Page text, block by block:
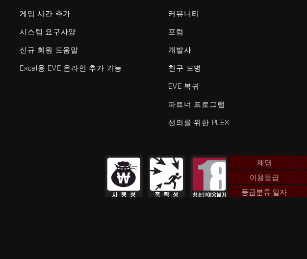
게임 시간 추가
시스템 요구사양
신규 회원 도움말
Excel용 EVE 온라인 추가 기능
커뮤니티
포럼
개발사
친구 모병
EVE 복귀
파트너 프로그램
선의를 위한 PLEX
제명
이용등급
등급분류 일자